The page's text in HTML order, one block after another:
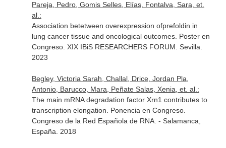
Pareja, Pedro, Gomis Selles, Elías, Fontalva, Sara, et.
al.:
Association betetween overexpression ofprefoldin in
lung cancer tissue and oncological outcomes. Poster en
Congreso. XIX IBiS RESEARCHERS FORUM. Sevilla.
2023
Begley, Victoria Sarah, Challal, Drice, Jordan Pla,
Antonio, Barucco, Mara, Peñate Salas, Xenia, et. al.:
The main mRNA degradation factor Xrn1 contributes to
transcription elongation. Ponencia en Congreso.
Congreso de la Red Española de RNA. - Salamanca,
España. 2018